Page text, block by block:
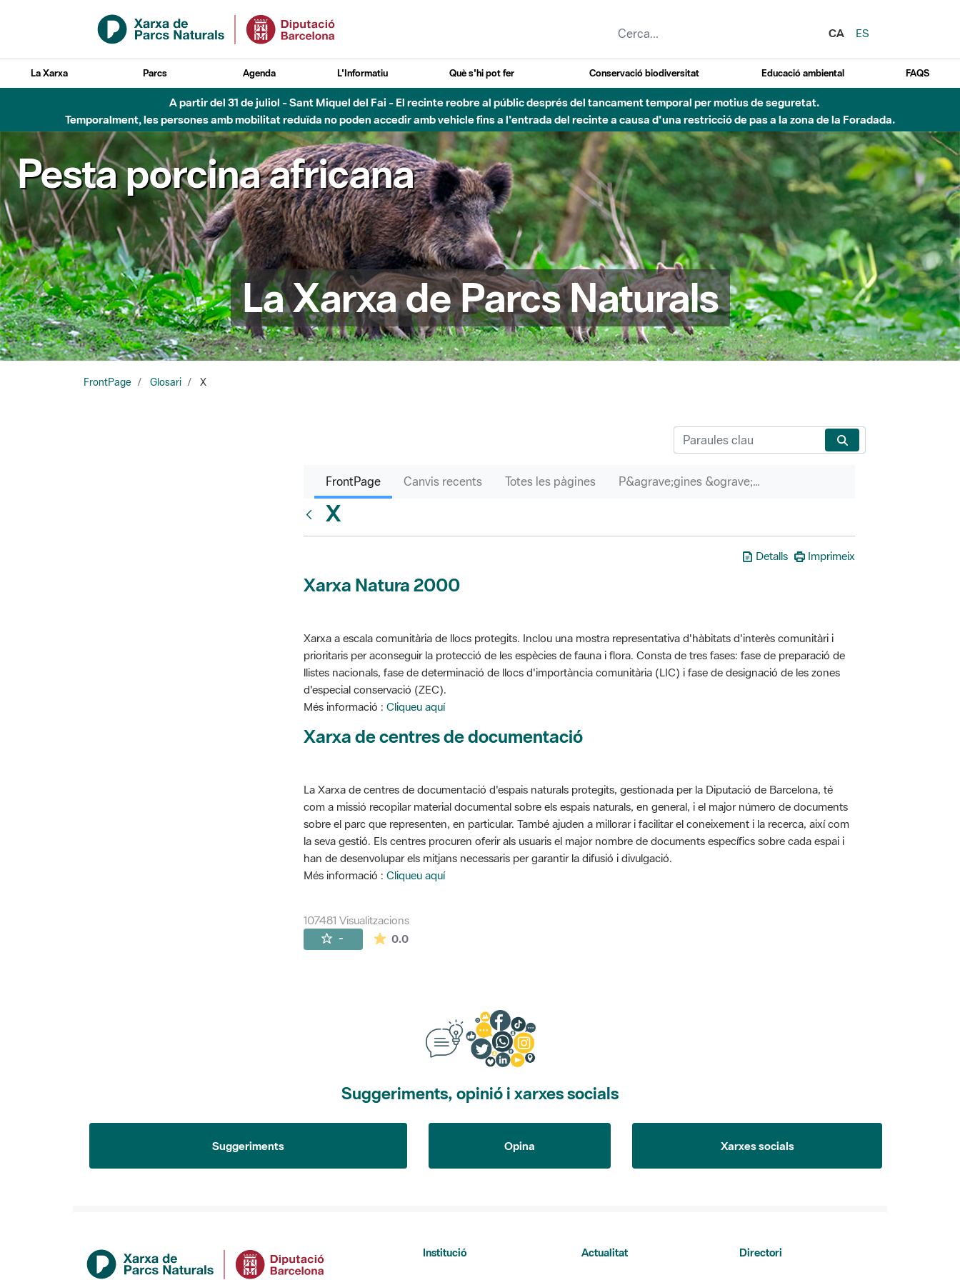
Salta al contingut principal
CA
ES
La Xarxa Parcs Agenda L'Informatiu Què s'hi pot fer Conservació biodiversitat Educació ambiental FAQS
A partir del 31 de juliol - Sant Miquel del Fai - El recinte reobre al públic després del tancament temporal per motius de seguretat.
Temporalment, les persones amb mobilitat reduïda no poden accedir amb vehicle fins a l'entrada del recinte a causa d'una restricció de pas a la zona de la Foradada.
Pesta porcina africana
La Xarxa de Parcs Naturals
FrontPage Glosari X
FrontPage Canvis recents Totes les pàgines P&agrave;gines &ograve;rfenes
X
Detalls Imprimeix
Xarxa Natura 2000
Xarxa a escala comunitària de llocs protegits. Inclou una mostra representativa d'hàbitats d'interès comunitàri i
prioritaris per aconseguir la protecció de les espècies de fauna i flora. Consta de tres fases: fase de preparació de
llistes nacionals, fase de determinació de llocs d'importància comunitària (LIC) i fase de designació de les zones
d'especial conservació (ZEC).
Més informació : Cliqueu aquí
Xarxa de centres de documentació
La Xarxa de centres de documentació d'espais naturals protegits, gestionada per la Diputació de Barcelona, té
com a missió recopilar material documental sobre els espais naturals, en general, i el major número de documents
sobre el parc que representen, en particular. També ajuden a millorar i facilitar el coneixement i la recerca, així com
la seva gestió. Els centres procuren oferir als usuaris el major nombre de documents específics sobre cada espai i
han de desenvolupar els mitjans necessaris per garantir la difusió i divulgació.
Més informació : Cliqueu aquí
107481 Visualitzacions
- 0.0La mitjana de les valoracions és de 0 estrelles de 5.
Suggeriments, opinió i xarxes socials
Suggeriments Opina Xarxes socials
Institució Actualitat Directori